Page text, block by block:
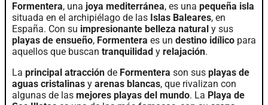
Formentera, una joya mediterránea, es una pequeña isla
situada en el archipiélago de las Islas Baleares, en
España. Con su impresionante belleza natural y sus
playas de ensueño, Formentera es un destino idílico para
aquellos que buscan tranquilidad y relajación.
La principal atracción de Formentera son sus playas de
aguas cristalinas y arenas blancas, que rivalizan con
algunas de las mejores playas del mundo. La Playa de